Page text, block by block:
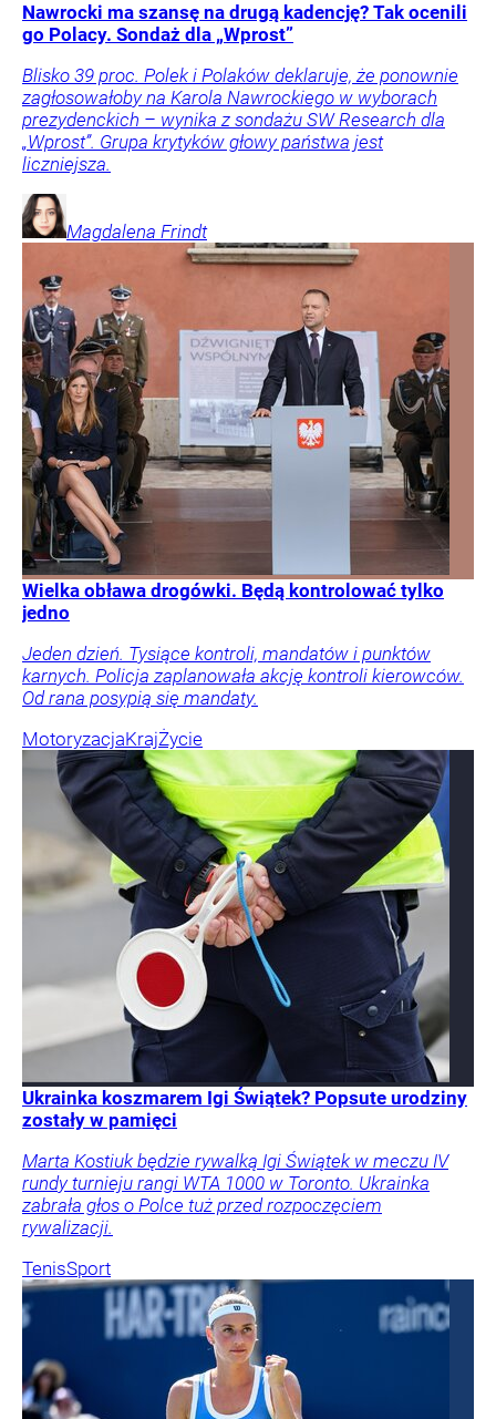
Nawrocki ma szansę na drugą kadencję? Tak ocenili
go Polacy. Sondaż dla „Wprost”
Blisko 39 proc. Polek i Polaków deklaruje, że ponownie
zagłosowałoby na Karola Nawrockiego w wyborach
prezydenckich – wynika z sondażu SW Research dla
„Wprost”. Grupa krytyków głowy państwa jest
liczniejsza.
Magdalena Frindt
Wielka obława drogówki. Będą kontrolować tylko
jedno
Jeden dzień. Tysiące kontroli, mandatów i punktów
karnych. Policja zaplanowała akcję kontroli kierowców.
Od rana posypią się mandaty.
MotoryzacjaKrajŻycie
Ukrainka koszmarem Igi Świątek? Popsute urodziny
zostały w pamięci
Marta Kostiuk będzie rywalką Igi Świątek w meczu IV
rundy turnieju rangi WTA 1000 w Toronto. Ukrainka
zabrała głos o Polce tuż przed rozpoczęciem
rywalizacji.
TenisSport